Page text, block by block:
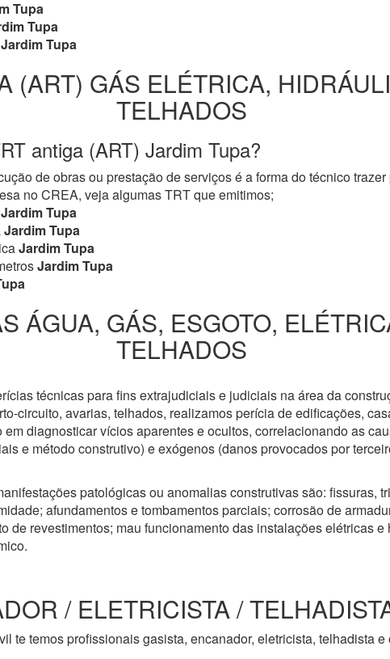
Tupa
Tupa
Jardim Tupa
(ART) GÁS ELÉTRICA,
TELHADOS
antiga (ART) Jardim Tupa?
de obras ou prestação de serviços é a forma do técnico
no CREA, veja algumas TRT que emitimos;
Jardim Tupa
Jardim Tupa
Jardim Tupa
Jardim Tupa
ÁGUA, GÁS, ESGOTO,
TELHADOS
técnicas para fins extrajudiciais e judiciais na área da
circuito, avarias, telhados, realizamos perícia de edificações,
em diagnosticar vícios aparentes e ocultos, correlacionando as
e método construtivo) e exógenos (danos provocados por
patológicas ou anomalias construtivas são: fissuras,
afundamentos e tombamentos parciais; corrosão de
de revestimentos; mau funcionamento das instalações elétricas
/ ELETRICISTA /
te temos profissionais gasista, encanador, eletricista, telhadista